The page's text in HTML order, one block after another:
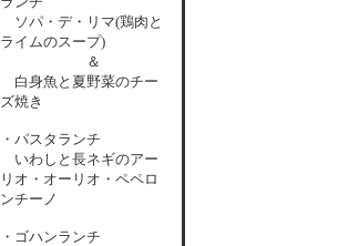
ソパ・デ・リマ(鶏肉と
ライムのスープ)
＆
白身魚と夏野菜のチー
ズ焼き
・パスタランチ
いわしと長ネギのアー
リオ・オーリオ・ペペロ
ンチーノ
・ゴハンランチ